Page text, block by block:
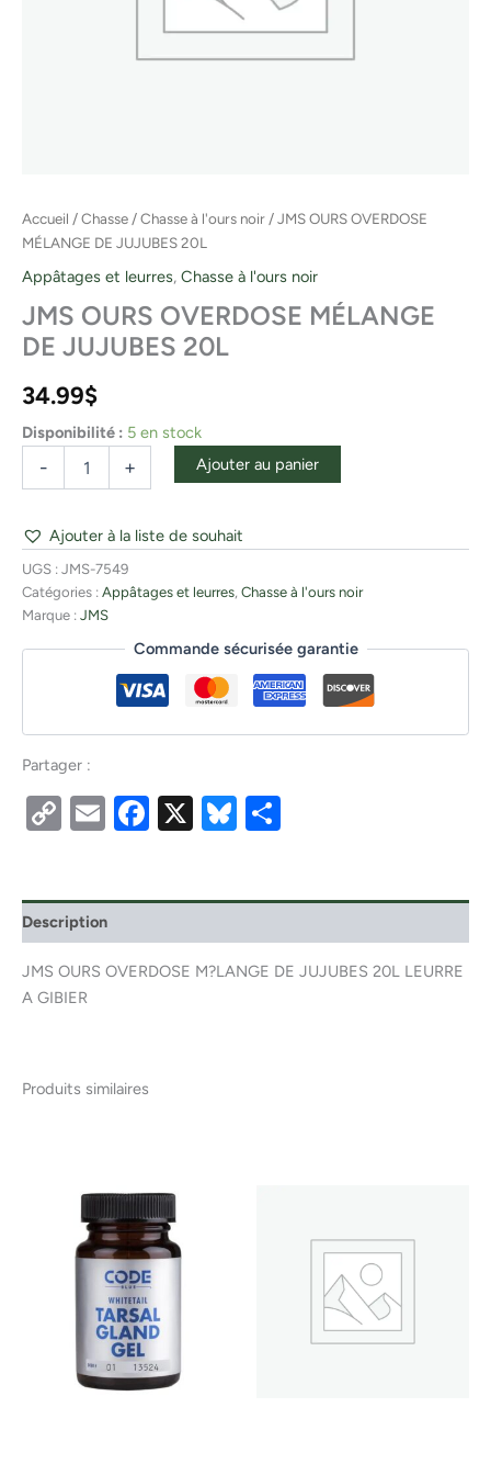
Accueil /Chasse /Chasse à l'ours noir / JMS OURS OVERDOSE
MÉLANGE DE JUJUBES 20L
Appâtages et leurres, Chasse à l'ours noir
JMS OURS OVERDOSE MÉLANGE
DE JUJUBES 20L
34.99$
Disponibilité : 5 en stock
- + Ajouter au panier
Ajouter à la liste de souhait
UGS : JMS-7549
Catégories : Appâtages et leurres, Chasse à l'ours noir
Marque : JMS
Commande sécurisée garantie
Partager :
CopyEmailFacebook
X Bluesky
Description
JMS OURS OVERDOSE M?LANGE DE JUJUBES 20L LEURRE
A GIBIER
Produits similaires